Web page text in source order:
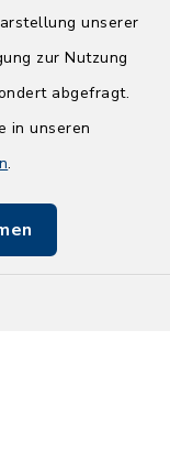
unserer
zur Nutzung
abgefragt.
in unseren
.